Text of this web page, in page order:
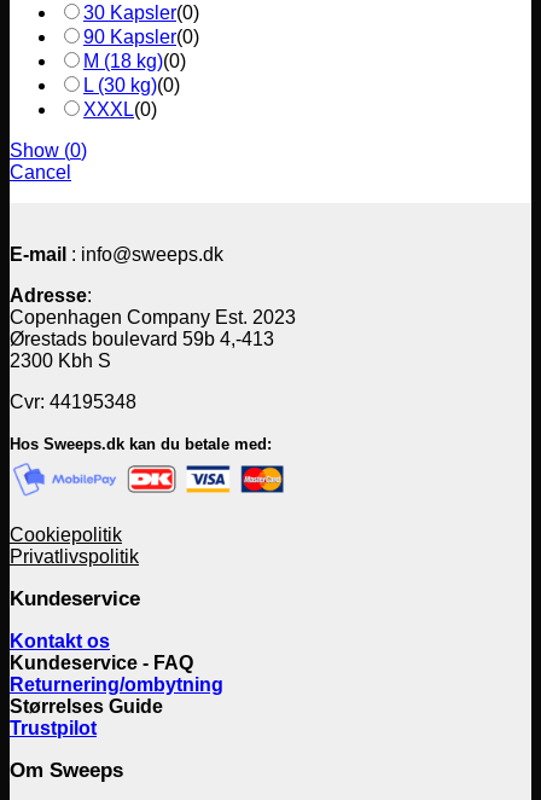
30 Kapsler(0)
90 Kapsler(0)
M (18 kg)(0)
L (30 kg)(0)
XXXL(0)
Show (0)
Cancel
E-mail : info@sweeps.dk
Adresse:
Copenhagen Company Est. 2023
Ørestads boulevard 59b 4,-413
2300 Kbh S
Cvr: 44195348
Hos Sweeps.dk kan du betale med:
Cookiepolitik
Privatlivspolitik
Kundeservice
Kontakt os
Kundeservice - FAQ
Returnering/ombytning
Størrelses Guide
Trustpilot
Om Sweeps